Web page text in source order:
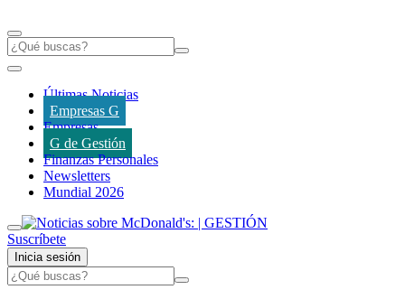
Últimas Noticias
Empresas G
Empresas
G de Gestión
Finanzas Personales
Newsletters
Mundial 2026
Suscríbete
Inicia sesión